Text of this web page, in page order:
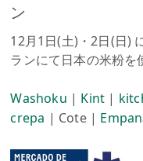
ン
12月1日(土)・2日(日)
ランにて日本の米粉を
Washoku | Kint |
crepa | Cote |